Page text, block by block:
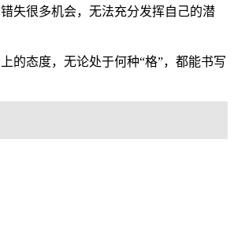
失很多机会，无法充分发挥自己的潜
的态度，无论处于何种“格”，都能书写